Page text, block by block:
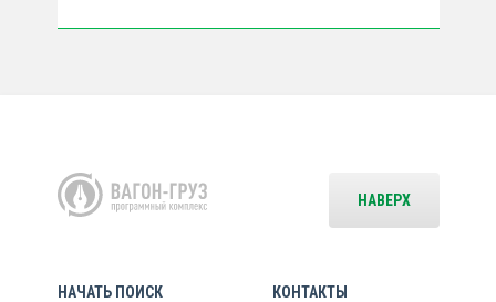
НАЧАТЬ ПОИСК КОНТАКТЫ
НАВЕРХ